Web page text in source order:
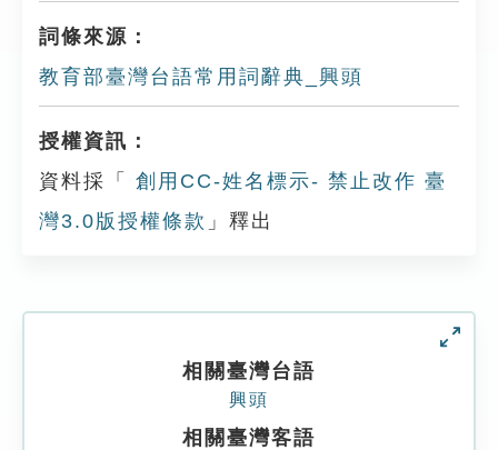
詞條來源：
教育部臺灣台語常用詞辭典_興頭
授權資訊：
資料採「
創用CC-姓名標示- 禁止改作 臺
灣3.0版授權條款 」釋出
相關臺灣台語
興頭
相關臺灣客語